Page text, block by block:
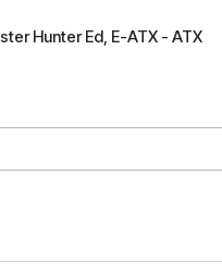
Hunter Ed, E-ATX - ATX